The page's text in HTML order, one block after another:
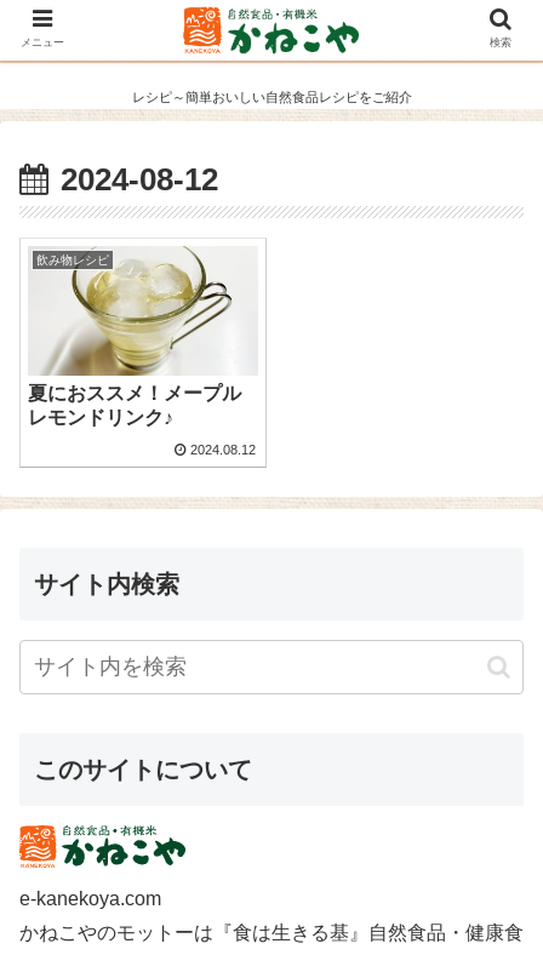
レシピ～簡単おいしい自然食品レシピをご紹介
2024-08-12
飲み物レシピ
夏におススメ！メープル
レモンドリンク♪
2024.08.12
サイト内検索
このサイトについて
e-kanekoya.com
かねこやのモットーは『食は生きる基』自然食品・健康食
メニュー 検索